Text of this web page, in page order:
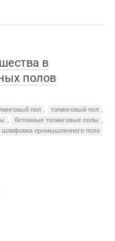
в
полов
пол , топинговый пол ,
, бетонные топинговые полы ,
шлифовка промышленного пола